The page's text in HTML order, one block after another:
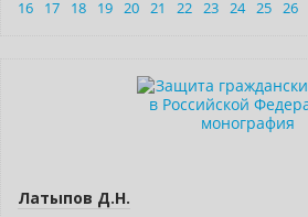
16
17 18 19 20 21 22 23 24 25 26
Латыпов Д.Н.